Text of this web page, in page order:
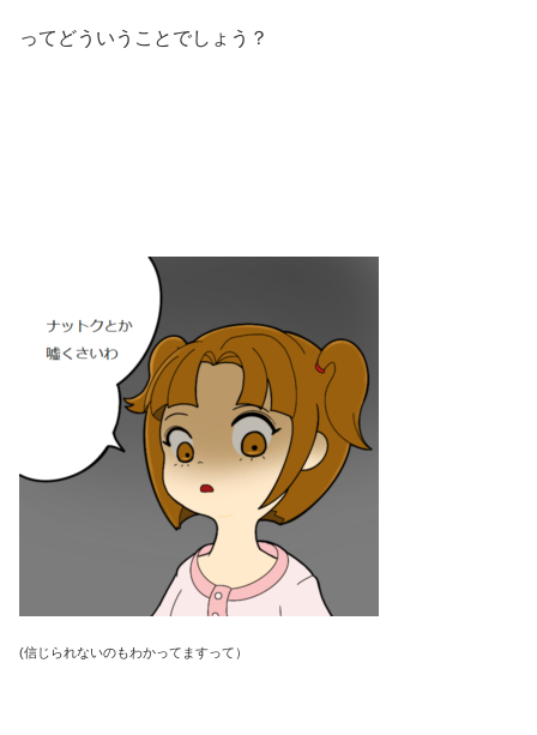
ってどういうことでしょう？
(信じられないのもわかってますって）